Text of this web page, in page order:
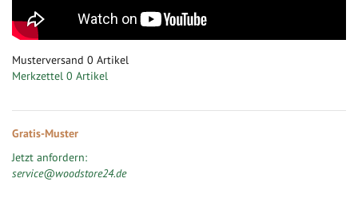
Musterversand 0 Artikel
Merkzettel 0 Artikel
Gratis-Muster
Jetzt anfordern:
service@woodstore24.de